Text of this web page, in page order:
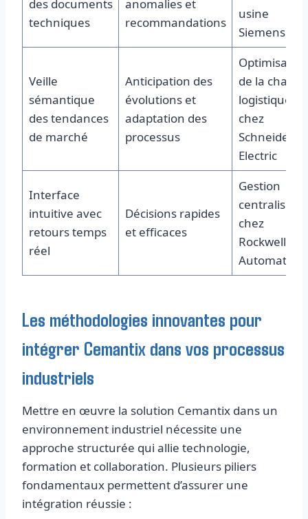
des documents
techniques
anomalies et
recommandations
usine
Siemens
Veille
sémantique
des tendances
de marché
Anticipation des
évolutions et
adaptation des
processus
Optimisation
de la chaîne
logistique
chez
Schneider
Electric
Interface
intuitive avec
retours temps
réel
Décisions rapides
et efficaces
Gestion
centralisée
chez
Rockwell
Automation
Les méthodologies innovantes pour
intégrer Cemantix dans vos processus
industriels
Mettre en œuvre la solution Cemantix dans un
environnement industriel nécessite une
approche structurée qui allie technologie,
formation et collaboration. Plusieurs piliers
fondamentaux permettent d’assurer une
intégration réussie :